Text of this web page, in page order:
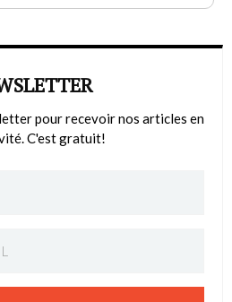
pour recevoir nos articles en
C'est gratuit!